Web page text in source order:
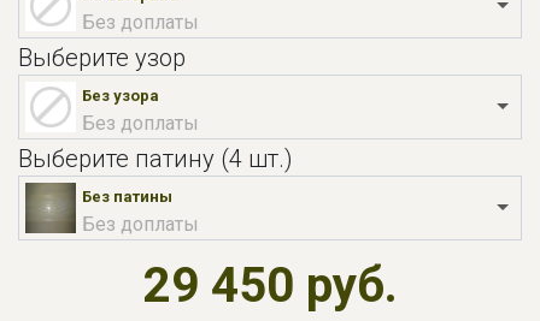
Без доплаты
Выберите узор
Без узора
Без доплаты
Выберите патину (4 шт.)
Без патины
Без доплаты
29 450 руб.